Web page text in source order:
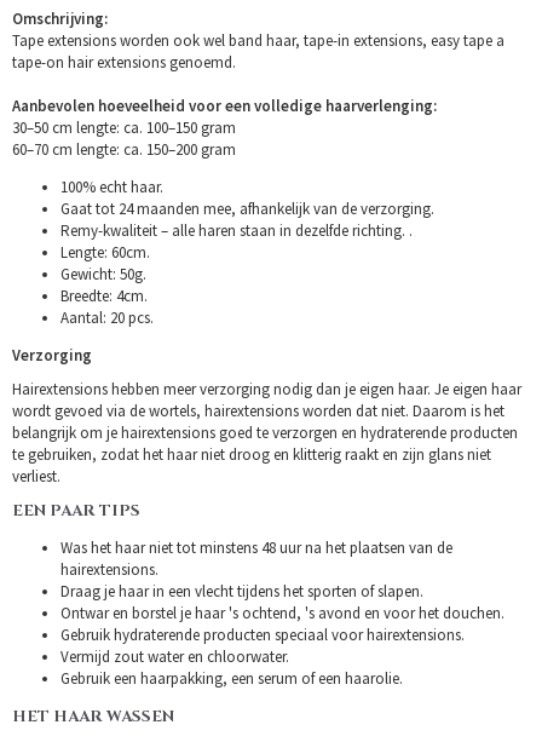
Omschrijving:
Tape extensions worden ook wel band haar, tape-in extensions, easy tape a
tape-on hair extensions genoemd.
Aanbevolen hoeveelheid voor een volledige haarverlenging:
30–50 cm lengte: ca. 100–150 gram
60–70 cm lengte: ca. 150–200 gram
100% echt haar.
Gaat tot 24 maanden mee, afhankelijk van de verzorging.
Remy-kwaliteit – alle haren staan in dezelfde richting. .
Lengte: 60cm.
Gewicht: 50g.
Breedte: 4cm.
Aantal: 20 pcs.
Verzorging
Hairextensions hebben meer verzorging nodig dan je eigen haar. Je eigen haar
wordt gevoed via de wortels, hairextensions worden dat niet. Daarom is het
belangrijk om je hairextensions goed te verzorgen en hydraterende producten
te gebruiken, zodat het haar niet droog en klitterig raakt en zijn glans niet
verliest.
EEN PAAR TIPS
Was het haar niet tot minstens 48 uur na het plaatsen van de
hairextensions.
Draag je haar in een vlecht tijdens het sporten of slapen.
Ontwar en borstel je haar 's ochtend, 's avond en voor het douchen.
Gebruik hydraterende producten speciaal voor hairextensions.
Vermijd zout water en chloorwater.
Gebruik een haarpakking, een serum of een haarolie.
HET HAAR WASSEN